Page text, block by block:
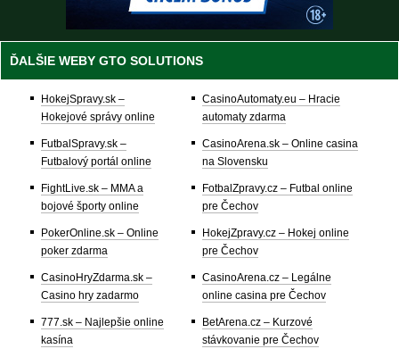
ĎALŠIE WEBY GTO SOLUTIONS
HokejSpravy.sk –
Hokejové správy online
FutbalSpravy.sk –
Futbalový portál online
FightLive.sk – MMA a
bojové športy online
PokerOnline.sk – Online
poker zdarma
CasinoHryZdarma.sk –
Casino hry zadarmo
777.sk – Najlepšie online
kasína
CasinoAutomaty.eu – Hracie
automaty zdarma
CasinoArena.sk – Online casina
na Slovensku
FotbalZpravy.cz – Futbal online
pre Čechov
HokejZpravy.cz – Hokej online
pre Čechov
CasinoArena.cz – Legálne
online casina pre Čechov
BetArena.cz – Kurzové
stávkovanie pre Čechov